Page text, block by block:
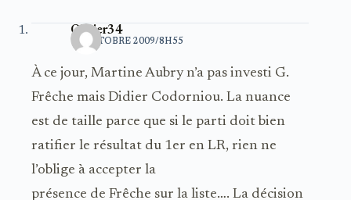
Olivier34
12 OCTOBRE 2009/8H55
À ce jour, Martine Aubry n’a pas investi G.
Frêche mais Didier Codorniou. La nuance
est de taille parce que si le parti doit bien
ratifier le résultat du 1er en LR, rien ne
l’oblige à accepter la
présence de Frêche sur la liste…. La décision